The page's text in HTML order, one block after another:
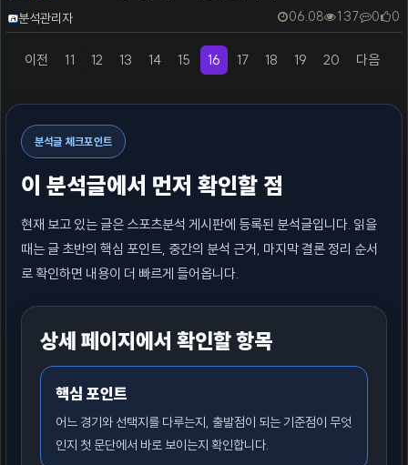
등록자
분석관리자 06.08 137 0 0
이전(previous)
11 12 13 14 15 16(current)
17 18 19 20 다음(next)
분석글 체크포인트
이 분석글에서 먼저 확인할 점
현재 보고 있는 글은 스포츠분석 게시판에 등록된 분석글입니다. 읽을
때는 글 초반의 핵심 포인트, 중간의 분석 근거, 마지막 결론 정리 순서
로 확인하면 내용이 더 빠르게 들어옵니다.
상세 페이지에서 확인할 항목
핵심 포인트
어느 경기와 선택지를 다루는지, 출발점이 되는 기준점이 무엇
인지 첫 문단에서 바로 보이는지 확인합니다.